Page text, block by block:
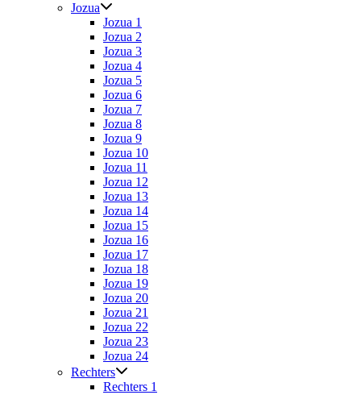
Jozua
Jozua 1
Jozua 2
Jozua 3
Jozua 4
Jozua 5
Jozua 6
Jozua 7
Jozua 8
Jozua 9
Jozua 10
Jozua 11
Jozua 12
Jozua 13
Jozua 14
Jozua 15
Jozua 16
Jozua 17
Jozua 18
Jozua 19
Jozua 20
Jozua 21
Jozua 22
Jozua 23
Jozua 24
Rechters
Rechters 1